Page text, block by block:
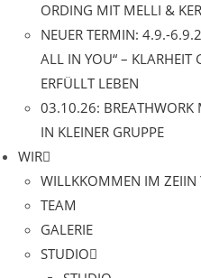
ORDING MIT MELLI &
NEUER TERMIN: 4.9.-
ALL IN YOU“ – KLARHEIT
ERFÜLLT LEBEN
03.10.26: BREATHWORK
IN KLEINER GRUPPE
WIR
WILLKKOMMEN IM ZEIIN
TEAM
GALERIE
STUDIO